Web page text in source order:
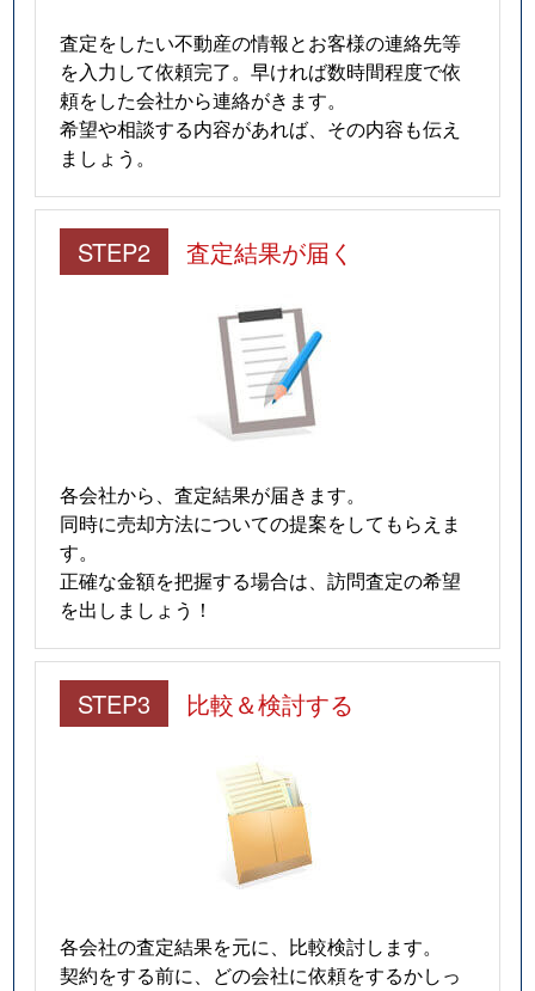
査定をしたい不動産の情報とお客様の連絡先等
を入力して依頼完了。早ければ数時間程度で依
頼をした会社から連絡がきます。
希望や相談する内容があれば、その内容も伝え
ましょう。
STEP2 査定結果が届く
各会社から、査定結果が届きます。
同時に売却方法についての提案をしてもらえま
す。
正確な金額を把握する場合は、訪問査定の希望
を出しましょう！
STEP3 比較＆検討する
各会社の査定結果を元に、比較検討します。
契約をする前に、どの会社に依頼をするかしっ